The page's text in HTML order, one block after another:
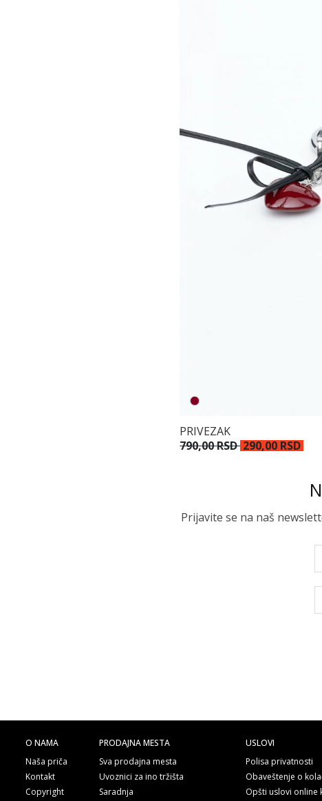
PRIVEZAK
790,00 RSD 290,00 RSD
Prijavite se na naš
O NAMA
Naša priča
Kontakt
Copyright
PRODAJNA MESTA
Sva prodajna mesta
Uvoznici za ino tržišta
Saradnja
USLOVI
Polisa privatnosti
Obaveštenje o
Opšti uslovi online